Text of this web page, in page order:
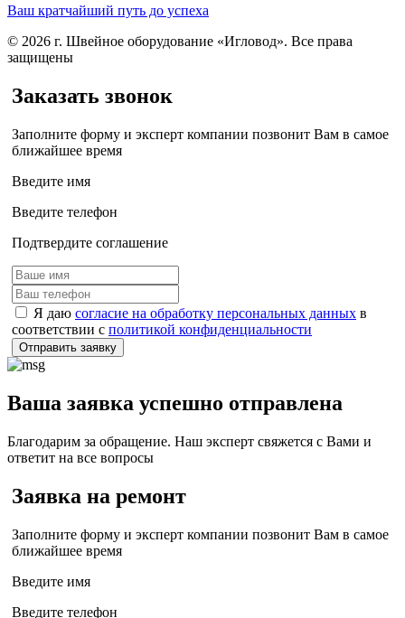
Ваш кратчайший путь до успеха
© 2026 г. Швейное оборудование «Игловод». Все права
защищены
Заказать звонок
Заполните форму и эксперт компании позвонит Вам в самое
ближайшее время
Введите имя
Введите телефон
Подтвердите соглашение
Я даю согласие на обработку персональных данных в
соответствии с политикой конфиденциальности
Отправить заявку
Ваша заявка успешно отправлена
Благодарим за обращение. Наш эксперт свяжется с Вами и
ответит на все вопросы
Заявка на ремонт
Заполните форму и эксперт компании позвонит Вам в самое
ближайшее время
Введите имя
Введите телефон